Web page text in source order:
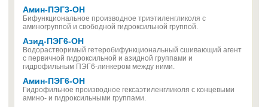
Амин-ПЭГ3-OH
Бифункциональное производное триэтиленгликоля с
аминогруппой и свободной гидроксильной группой.
Азид-ПЭГ6-ОН
Водорастворимый гетеробифункциональный сшивающий агент
с первичной гидроксильной и азидной группами и
гидрофильным ПЭГ6-линкером между ними.
Амин-ПЭГ6-ОН
Гидрофильное производное гексаэтиленгликоля с концевыми
амино- и гидроксильными группами.